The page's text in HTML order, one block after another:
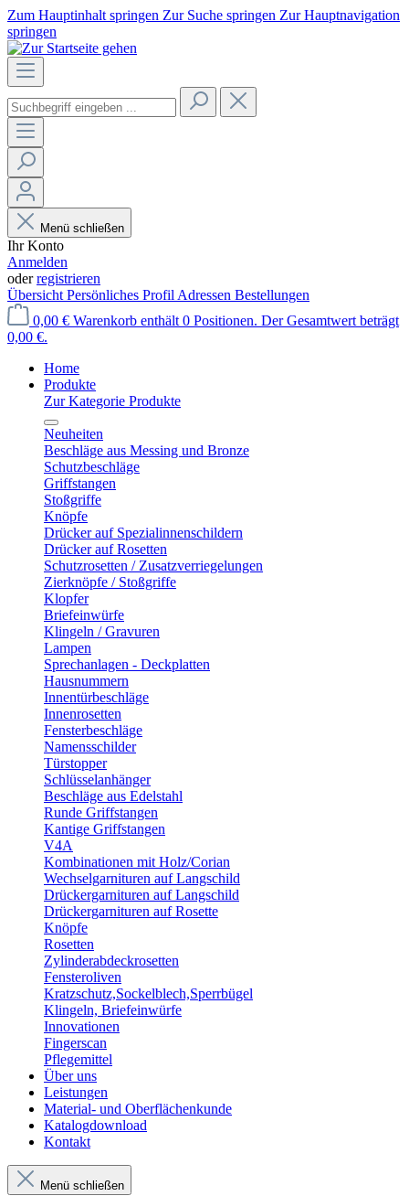
Zum Hauptinhalt springen Zur Suche springen Zur Hauptnavigation
springen
Menü schließen
Ihr Konto
Anmelden
oderregistrieren
Übersicht Persönliches Profil Adressen Bestellungen
0,00 € Warenkorb enthält 0 Positionen. Der Gesamtwert beträgt
0,00 €.
Home
Produkte
Zur Kategorie Produkte
Neuheiten
Beschläge aus Messing und Bronze
Schutzbeschläge
Griffstangen
Stoßgriffe
Knöpfe
Drücker auf Spezialinnenschildern
Drücker auf Rosetten
Schutzrosetten / Zusatzverriegelungen
Zierknöpfe / Stoßgriffe
Klopfer
Briefeinwürfe
Klingeln / Gravuren
Lampen
Sprechanlagen - Deckplatten
Hausnummern
Innentürbeschläge
Innenrosetten
Fensterbeschläge
Namensschilder
Türstopper
Schlüsselanhänger
Beschläge aus Edelstahl
Runde Griffstangen
Kantige Griffstangen
V4A
Kombinationen mit Holz/Corian
Wechselgarnituren auf Langschild
Drückergarnituren auf Langschild
Drückergarnituren auf Rosette
Knöpfe
Rosetten
Zylinderabdeckrosetten
Fensteroliven
Kratzschutz,Sockelblech,Sperrbügel
Klingeln, Briefeinwürfe
Innovationen
Fingerscan
Pflegemittel
Über uns
Leistungen
Material- und Oberflächenkunde
Katalogdownload
Kontakt
Menü schließen